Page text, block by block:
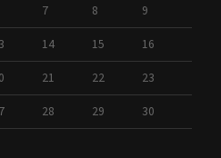
7 8 9
14 15 16
21 22 23
28 29 30